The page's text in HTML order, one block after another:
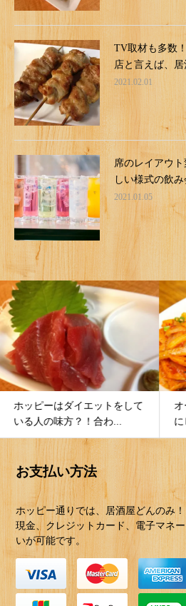
TV取材も多数
店と言えば、居
2021.02.01
席のレイアウ
しい様式の飲み
2021.01.05
ホッピーはダイエットをして
いる人の味方？！合わ...
お支払い方法
ホッピー通りでは、居酒屋どんのみ！
現金、クレジットカード、電子マネ
いが可能です。